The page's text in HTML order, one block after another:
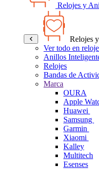
Relojes y
Relojes
Ver todo en
Anillos
Relojes
Bandas de
Marca
OURA
Apple
Huawei
Samsung
Garmin
Xiaomi
Kalley
Multitech
Esenses